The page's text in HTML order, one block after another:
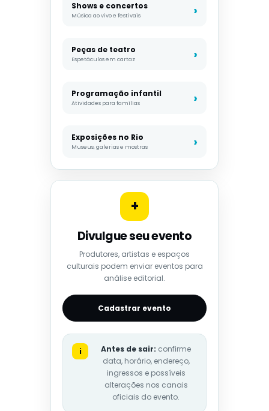
Shows e concertos
Música ao vivo e festivais
Peças de teatro
Espetáculos em cartaz
Programação infantil
Atividades para famílias
Exposições no Rio
Museus, galerias e mostras
+
Divulgue seu evento
Produtores, artistas e espaços
culturais podem enviar eventos para
análise editorial.
Cadastrar evento
i Antes de sair: confirme
data, horário, endereço,
ingressos e possíveis
alterações nos canais
oficiais do evento.